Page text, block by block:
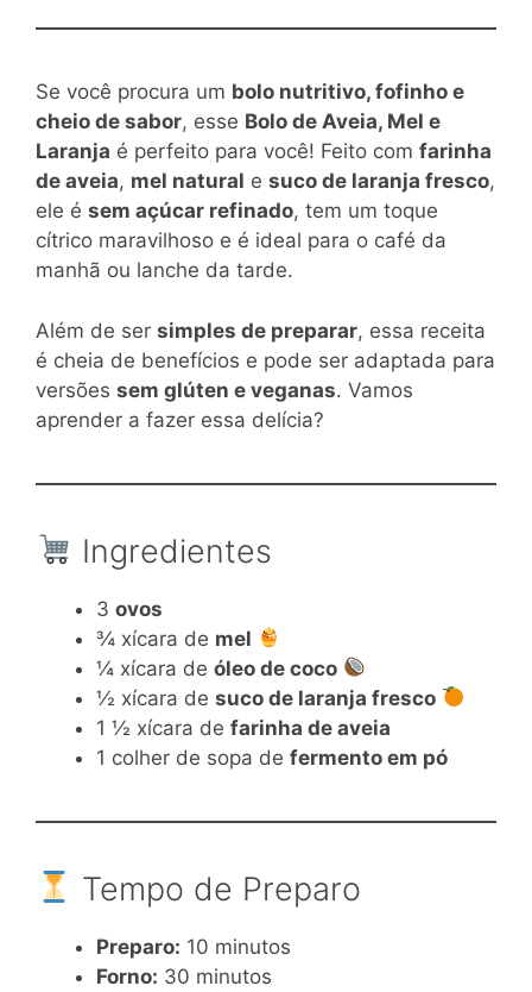
Se você procura um bolo nutritivo, fofinho e
cheio de sabor, esse Bolo de Aveia, Mel e
Laranja é perfeito para você! Feito com farinha
de aveia, mel natural e suco de laranja fresco,
ele é sem açúcar refinado, tem um toque
cítrico maravilhoso e é ideal para o café da
manhã ou lanche da tarde.
Além de ser simples de preparar, essa receita
é cheia de benefícios e pode ser adaptada para
versões sem glúten e veganas. Vamos
aprender a fazer essa delícia?
Ingredientes
3 ovos
¾ xícara de mel
¼ xícara de óleo de coco
½ xícara de suco de laranja fresco
1 ½ xícara de farinha de aveia
1 colher de sopa de fermento em pó
Tempo de Preparo
Preparo: 10 minutos
Forno: 30 minutos